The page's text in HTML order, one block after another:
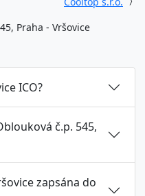
Praha - Vršovice
ICO?
č.p. 545,
zapsána do